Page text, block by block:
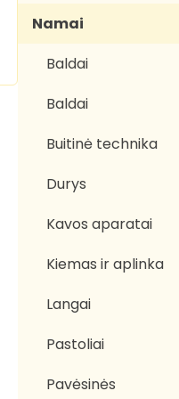
Namai
Baldai
Baldai
Buitinė technika
Durys
Kavos aparatai
Kiemas ir aplinka
Langai
Pastoliai
Pavėsinės